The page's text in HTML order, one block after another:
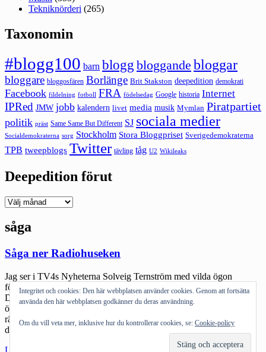
Tekniknörderi (265)
Taxonomin
#blogg100 barn blogg bloggande bloggar
bloggare bloggosfären Borlänge Brit Stakston deepedition demokrati
Facebook fildelning fotboll FRA födelsedag Google historia Internet
IPRed JMW jobb kalendern livet media musik Mymlan Piratpartiet
politik präst Same Same But Different SJ sociala medier
Socialdemokraterna sorg Stockholm Stora Bloggpriset Sverigedemokraterna
TPB tweepblogs Twitter tävling tåg U2 Wikileaks
Deepedition förut
Deepedition
såga
Såga ner Radiohuseken
Jag ser i TV4s Nyheterna Solveig Ternström med vilda ögon
förklara att eken utanför Radiohuset i Stockholm är det enda de har.
Det är viktigare än någonsin annat. Skitsamma att trädet kan ramla
över någon förbipasserande. Att det är i princip dött. Den måste
räddas! Jag blir frapperad av den totala galenskap som verkar
drabbats […]
Läs mer
Integritet och cookies: Den här webbplatsen använder cookies. Genom att fortsätta
använda den här webbplatsen godkänner du deras användning.
Om du vill veta mer, inklusive hur du kontrollerar cookies, se: Cookie-policy